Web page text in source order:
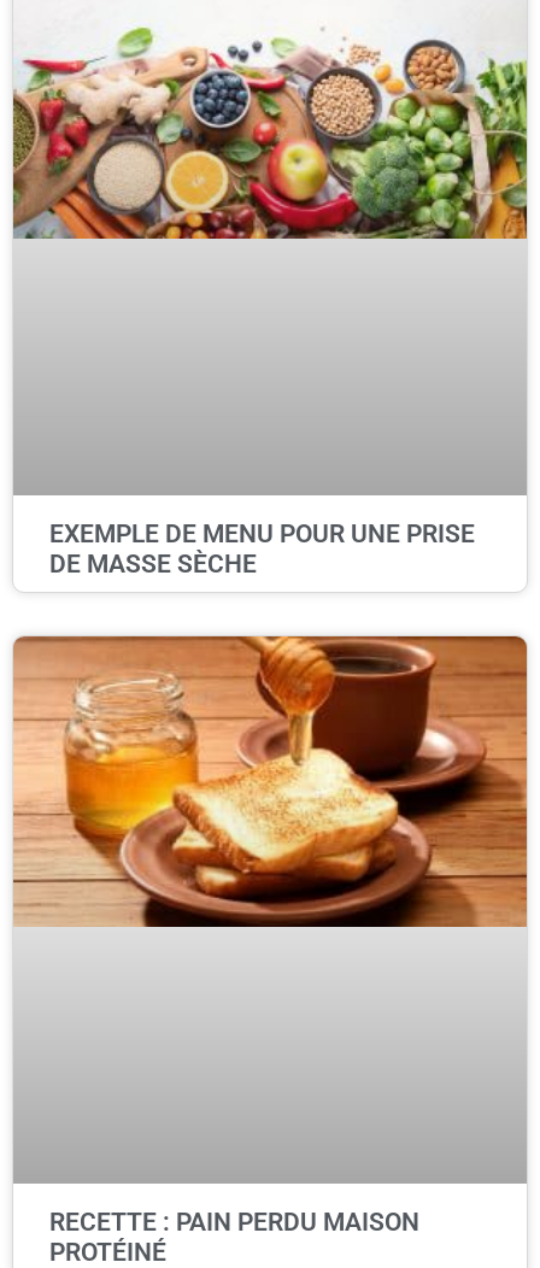
EXEMPLE DE MENU POUR UNE PRISE
DE MASSE SÈCHE
RECETTE : PAIN PERDU MAISON
PROTÉINÉ